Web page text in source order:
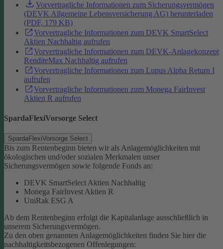
Vorvertragliche Informationen zum Sicherungsvermögen
(DEVK Allgemeine Lebensversicherung AG) herunterladen
(PDF, 179 KB)
Vorvertragliche Informationen zum DEVK SmartSelect
Aktien Nachhaltig aufrufen
Vorvertragliche Informationen zum DEVK-Anlagekonzept
RenditeMax Nachhaltig aufrufen
Vorvertragliche Informationen zum Lupus Alpha Return I
aufrufen
Vorvertragliche Informationen zum Monega FairInvest
Aktien R aufrufen
SpardaFlexiVorsorge Select
SpardaFlexiVorsorge Select
Bis zum Rentenbeginn bieten wir als Anlagemöglichkeiten mit
ökologischen und/oder sozialen Merkmalen unser
Sicherungsvermögen sowie folgende Fonds an:
DEVK SmartSelect Aktien Nachhaltig
Monega FairInvest Aktien R
UniRak ESG A
Ab dem Rentenbeginn erfolgt die Kapitalanlage ausschließlich in
unserem Sicherungsvermögen.
Zu den oben genannten Anlagemöglichkeiten finden Sie hier die
nachhaltigkeitsbezogenen Offenlegungen: